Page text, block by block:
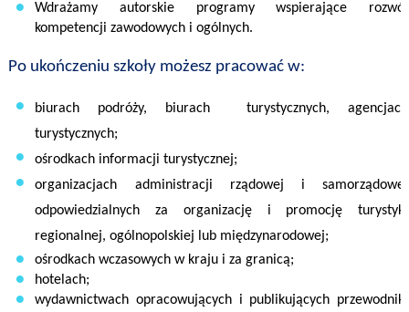
Wdrażamy autorskie programy wspierające rozwój
kompetencji zawodowych i ogólnych.
Po ukończeniu szkoły możesz pracować w:
biurach podróży, biurach turystycznych, agencjach
turystycznych;
ośrodkach informacji turystycznej;
organizacjach administracji rządowej i samorządowej
odpowiedzialnych za organizację i promocję turystyki
regionalnej, ogólnopolskiej lub międzynarodowej;
ośrodkach wczasowych w kraju i za granicą;
hotelach;
wydawnictwach opracowujących i publikujących przewodniki